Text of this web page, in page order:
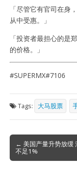
「尽管它有官司在身
从中受惠。」
「投资者最担心的是
的价格。」
#SUPERMX#7106
Tags: 大马股票
Post
navigation
← 美国产量升势放缓
不足1%